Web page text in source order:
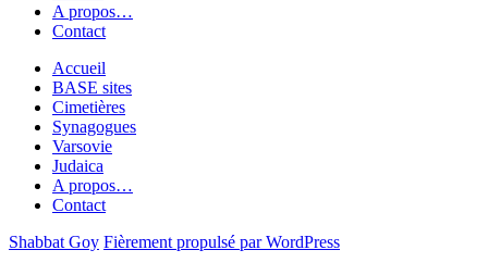
A propos…
Contact
Accueil
BASE sites
Cimetières
Synagogues
Varsovie
Judaica
A propos…
Contact
Shabbat Goy Fièrement propulsé par WordPress